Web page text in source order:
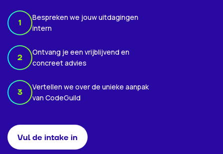
1
Bespreken we jouw uitdagingen
intern
2
Ontvang je een vrijblijvend en
concreet advies
3
Vertellen we over de unieke aanpak
van CodeGuild
Vul de intake in